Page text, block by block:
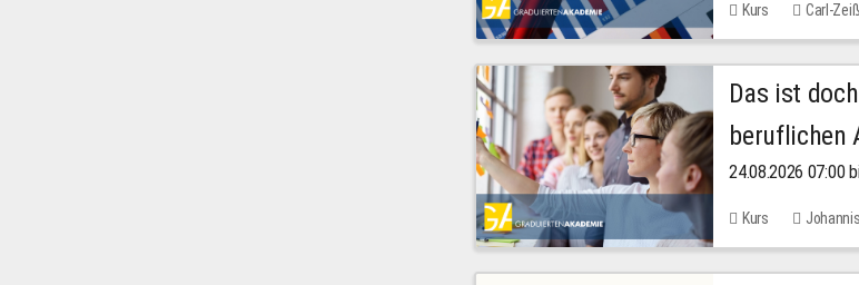
Kurs Carl-
Das ist
beruflichen
24.08.2026 07:00
Kurs
30,00 EUR